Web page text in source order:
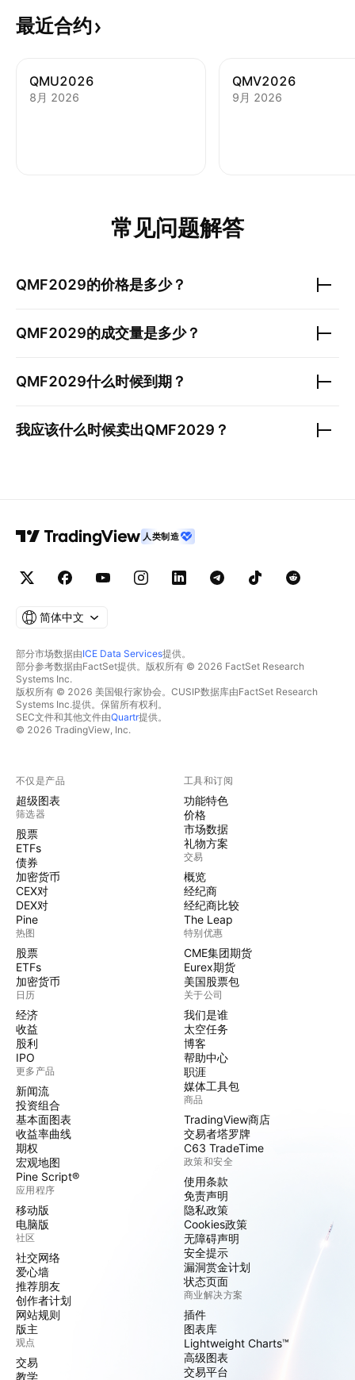
最近合约
QMU2026
8月 2026
QMV2026
9月 2026
常见问题解答
QMF2029的价格是多少？
QMF2029的成交量是多少？
QMF2029什么时候到期？
我应该什么时候卖出QMF2029 ？
人类制造
简体中文
部分市场数据由ICE Data Services提供。
部分参考数据由FactSet提供。版权所有 © 2026 FactSet Research
Systems Inc.
版权所有 © 2026 美国银行家协会。CUSIP数据库由FactSet Research
Systems Inc.提供。保留所有权利。
SEC文件和其他文件由Quartr提供。
© 2026 TradingView, Inc.
不仅是产品
超级图表
筛选器
股票
ETFs
债券
加密货币
CEX对
DEX对
Pine
热图
股票
ETFs
加密货币
日历
经济
收益
股利
IPO
更多产品
新闻流
投资组合
基本面图表
收益率曲线
期权
宏观地图
Pine Script®
应用程序
移动版
电脑版
社区
社交网络
爱心墙
推荐朋友
创作者计划
网站规则
版主
观点
交易
教学
工具和订阅
功能特色
价格
市场数据
礼物方案
交易
概览
经纪商
经纪商比较
The Leap
特别优惠
CME集团期货
Eurex期货
美国股票包
关于公司
我们是谁
太空任务
博客
帮助中心
职涯
媒体工具包
商品
TradingView商店
交易者塔罗牌
C63 TradeTime
政策和安全
使用条款
免责声明
隐私政策
Cookies政策
无障碍声明
安全提示
漏洞赏金计划
状态页面
商业解决方案
插件
图表库
Lightweight Charts™
高级图表
交易平台